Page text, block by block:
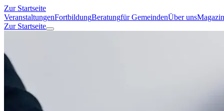
Zur Startseite
VeranstaltungenFortbildungBeratungfür GemeindenÜber unsMagazin
Zur Startseite